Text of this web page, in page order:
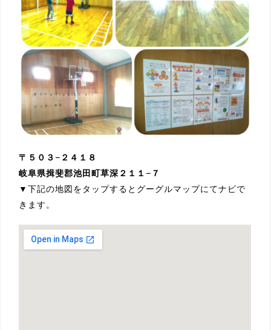
〒５０３−２４１８
岐阜県揖斐郡池田町草深２１１−７
▼下記の地図をタップするとグーグルマップにてナビで
きます。